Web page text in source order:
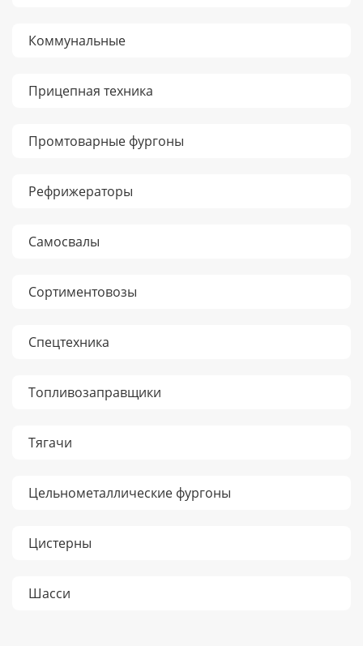
Коммунальные
Прицепная техника
Промтоварные фургоны
Рефрижераторы
Самосвалы
Сортиментовозы
Спецтехника
Топливозаправщики
Тягачи
Цельнометаллические фургоны
Цистерны
Шасси